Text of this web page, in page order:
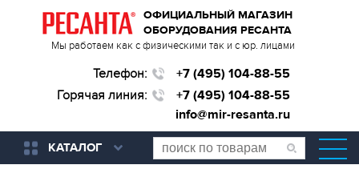
ОФИЦИАЛЬНЫЙ МАГАЗИН
ОБОРУДОВАНИЯ РЕСАНТА
Мы работаем как с физическими так и с юр. лицами
Телефон:
+7 (495) 104-88-55
Горячая линия:
+7 (495) 104-88-55
info@mir-resanta.ru
КАТАЛОГ